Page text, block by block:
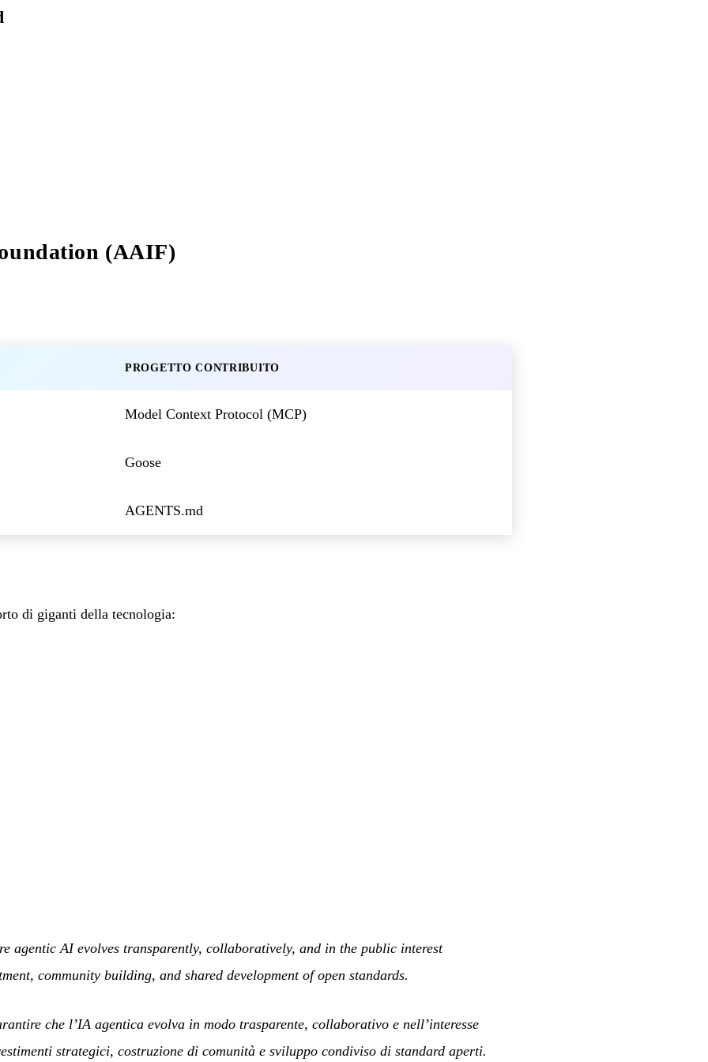
(AAIF)
PROGETTO CONTRIBUITO
Model Context Protocol (MCP)
Goose
AGENTS.md
di giganti della tecnologia:
agentic AI evolves transparently, collaboratively, and in the public interest
community building, and shared development of open standards.
che l’IA agentica evolva in modo trasparente, collaborativo e nell’interesse
strategici, costruzione di comunità e sviluppo condiviso di standard aperti.